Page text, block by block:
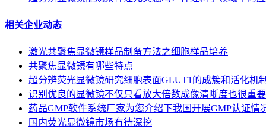
相关企业动态
激光共聚焦显微镜样品制备方法之细胞样品培养
共聚焦显微镜有哪些特点
超分辨荧光显微镜研究细胞表面GLUT1的成簇和活化机
识别优良的显微镜不仅只看放大倍数成像清晰度也很重要
药品GMP软件系统厂家为您介绍下我国开展GMP认证情
国内荧光显微镜市场有待深挖